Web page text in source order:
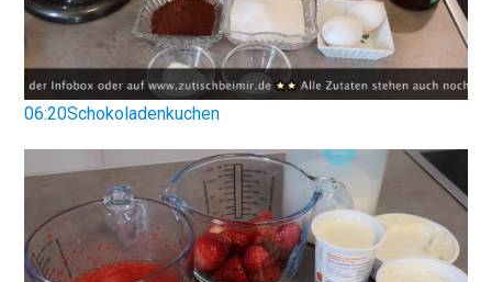
06:20Schokoladenkuchen